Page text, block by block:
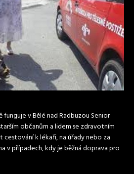
v Bělé nad Radbuzou Senior
občanům a lidem se zdravotním
cestování k lékaři, na úřady nebo za
v případech, kdy je běžná doprava pro